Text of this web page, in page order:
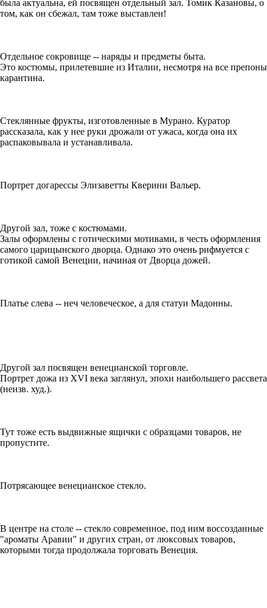
была актуальна, ей посвящен отдельный зал. Томик Казановы, о
том, как он сбежал, там тоже выставлен!
Отдельное сокровище -- наряды и предметы быта.
Это костюмы, прилетевшие из Италии, несмотря на все препоны
карантина.
Стеклянные фрукты, изготовленные в Мурано. Куратор
рассказала, как у нее руки дрожали от ужаса, когда она их
распаковывала и устанавливала.
Портрет догарессы Элизаветты Кверини Вальер.
Другой зал, тоже с костюмами.
Залы оформлены с готическими мотивами, в честь оформления
самого царицынского дворца. Однако это очень рифмуется с
готикой самой Венеции, начиная от Дворца дожей.
Платье слева -- неч человеческое, а для статуи Мадонны.
Другой зал посвящен венецианской торговле.
Портрет дожа из XVI века заглянул, эпохи наибольшего рассвета
(неизв. худ.).
Тут тоже есть выдвижные ящички с образцами товаров, не
пропустите.
Потрясающее венецианское стекло.
В центре на столе -- стекло современное, под ним воссозданные
"ароматы Аравии" и других стран, от люксовых товаров,
которыми тогда продолжала торговать Венеция.